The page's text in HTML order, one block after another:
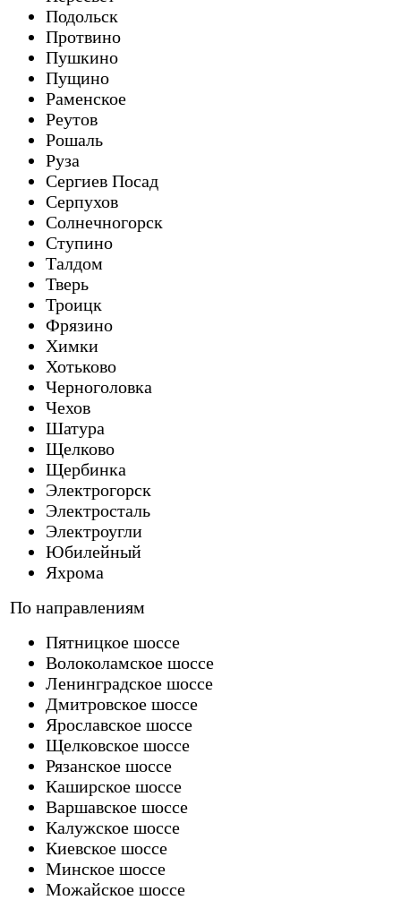
Подольск
Протвино
Пушкино
Пущино
Раменское
Реутов
Рошаль
Руза
Сергиев Посад
Серпухов
Солнечногорск
Ступино
Талдом
Тверь
Троицк
Фрязино
Химки
Хотьково
Черноголовка
Чехов
Шатура
Щелково
Щербинка
Электрогорск
Электросталь
Электроугли
Юбилейный
Яхрома
По направлениям
Пятницкое шоссе
Волоколамское шоссе
Ленинградское шоссе
Дмитровское шоссе
Ярославское шоссе
Щелковское шоссе
Рязанское шоссе
Каширское шоссе
Варшавское шоссе
Калужское шоссе
Киевское шоссе
Минское шоссе
Можайское шоссе